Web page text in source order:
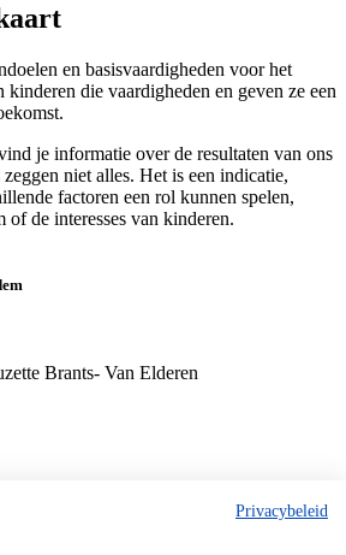
en basisvaardigheden voor het
die vaardigheden en geven ze een
je informatie over de resultaten van ons
niet alles. Het is een indicatie,
factoren een rol kunnen spelen,
de interesses van kinderen.
Brants- Van Elderen
Privacybeleid